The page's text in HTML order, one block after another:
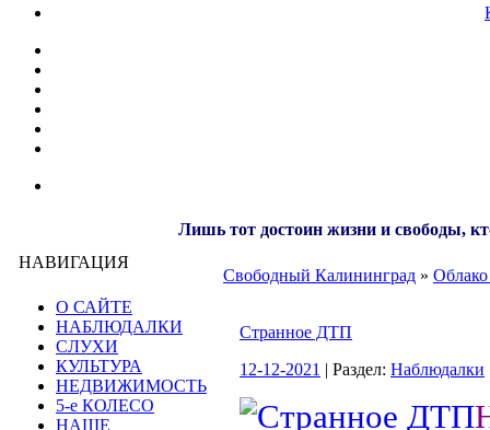
Лишь тот достоин жизни и свободы,
НАВИГАЦИЯ
О САЙТЕ
НАБЛЮДАЛКИ
СЛУХИ
КУЛЬТУРА
НЕДВИЖИМОСТЬ
5-е КОЛЕСО
НАШЕ
Свободный Калининград » Облако
Странное ДТП
12-12-2021 | Раздел: Наблюдалки